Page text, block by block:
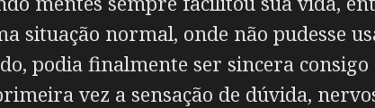
situação normal, onde não pudesse
podia finalmente ser sincera
vez a sensação de dúvida,